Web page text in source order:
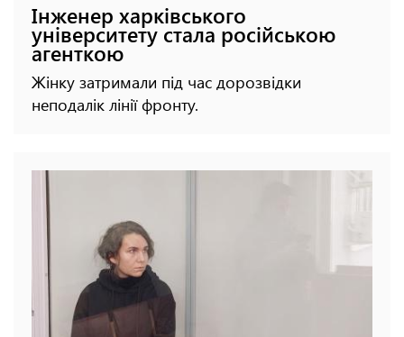
Інженер харківського
університету стала російською
агенткою
Жінку затримали під час дорозвідки
неподалік лінії фронту.